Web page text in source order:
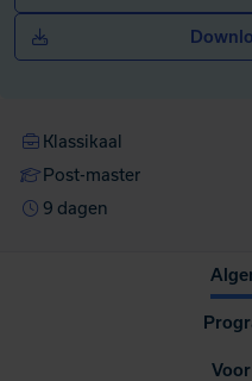
Klassikaal
Post-master
9 dagen